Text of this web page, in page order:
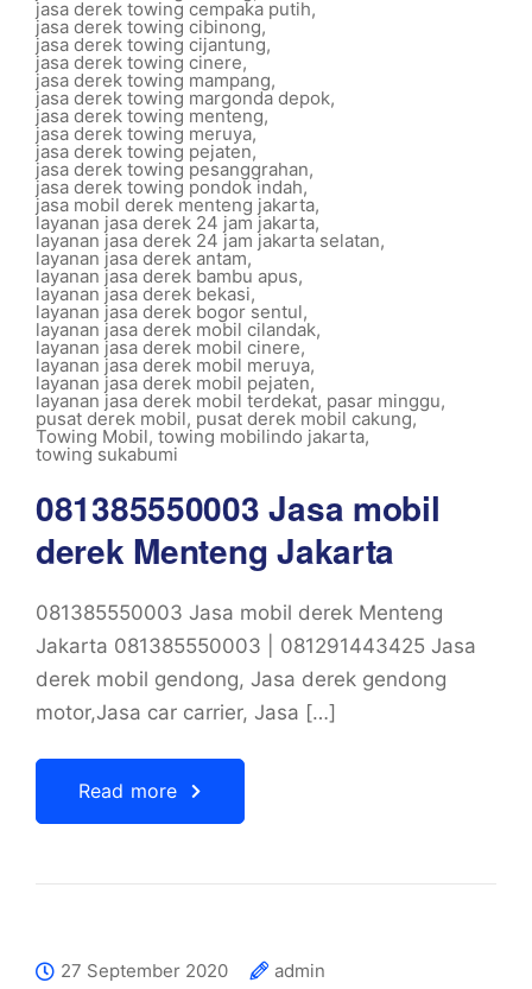
jasa derek towing cempaka putih,
jasa derek towing cibinong,
jasa derek towing cijantung,
jasa derek towing cinere,
jasa derek towing mampang,
jasa derek towing margonda depok,
jasa derek towing menteng,
jasa derek towing meruya,
jasa derek towing pejaten,
jasa derek towing pesanggrahan,
jasa derek towing pondok indah,
jasa mobil derek menteng jakarta,
layanan jasa derek 24 jam jakarta,
layanan jasa derek 24 jam jakarta selatan,
layanan jasa derek antam,
layanan jasa derek bambu apus,
layanan jasa derek bekasi,
layanan jasa derek bogor sentul,
layanan jasa derek mobil cilandak,
layanan jasa derek mobil cinere,
layanan jasa derek mobil meruya,
layanan jasa derek mobil pejaten,
layanan jasa derek mobil terdekat, pasar minggu,
pusat derek mobil, pusat derek mobil cakung,
Towing Mobil, towing mobilindo jakarta,
towing sukabumi
081385550003 Jasa mobil
derek Menteng Jakarta
081385550003 Jasa mobil derek Menteng
Jakarta 081385550003 | 081291443425 Jasa
derek mobil gendong, Jasa derek gendong
motor,Jasa car carrier, Jasa […]
Read more
27 September 2020
admin